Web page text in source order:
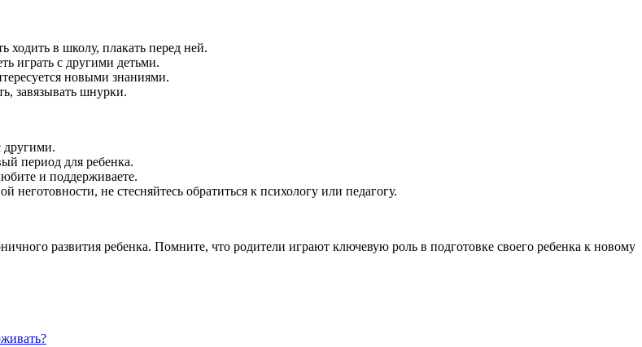
ходить в школу, плакать перед ней.
играть с другими детьми.
новыми знаниями.
завязывать шнурки.
другими.
период для ребенка.
и поддерживаете.
не стесняйтесь обратиться к психологу или педагогу.
развития ребенка. Помните, что родители играют ключевую роль в подготовке своего ребенка к новому